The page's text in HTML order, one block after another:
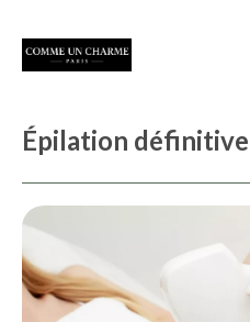
Épilation définitive